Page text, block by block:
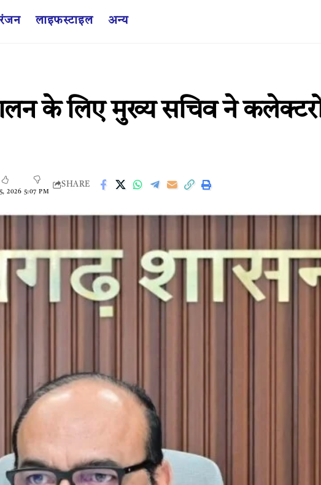
लाइफस्टाइल अन्य
के लिए मुख्य सचिव ने
2026 5:07 PM
SHARE